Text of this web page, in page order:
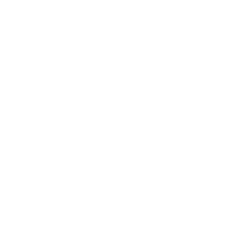
mai mare parte dupa intuneric, cu vederi minunate ale zgarie-
si 2 copii - primul si al doilea copil impart un pat suplimentar.